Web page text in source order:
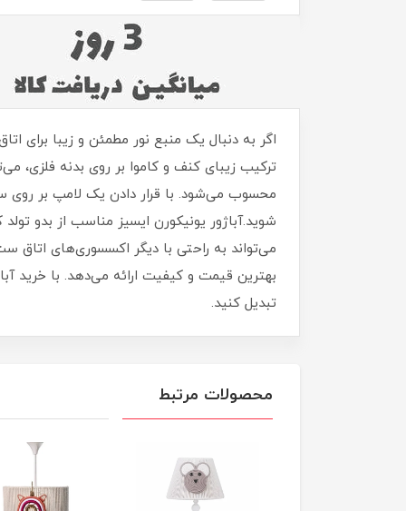
ترکیب زیبای کنف و کاموا بر روی بدنه فلزی،
محسوب می‌شود. با قرار دادن یک لامپ بر روی
می‌تواند به راحتی با دیگر اکسسوری‌های اتاق
بهترین قیمت و کیفیت ارائه می‌دهد. با خرید
تبدیل کنید.
محصولات مرتبط